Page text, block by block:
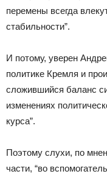
перемены всегда
стабильности”.
И потому, уверен
политике Кремля и
сложившийся баланс
изменениях
курса”.
Поэтому слухи, по
части, “во